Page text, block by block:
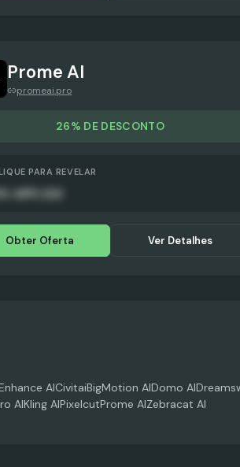
Prome AI
promeai.pro
26% DE DESCONTO
PARA REVELAR
Obter Oferta Ver Detalhes
AICivitaiBigMotion AIDomo AI
AIKling AIPixelcutProme AIZebracat AI